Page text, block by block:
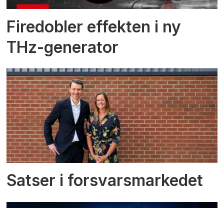
Firedobler effekten i ny
THz-generator
Satser i forsvarsmarkedet